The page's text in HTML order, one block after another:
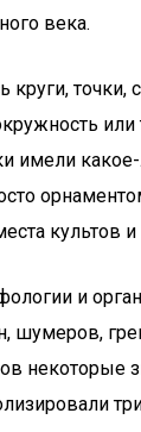
века.
точки,
или
имели
культов и
и
шумеров,
некоторые